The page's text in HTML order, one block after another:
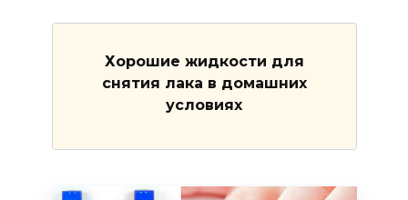
Хорошие жидкости для
снятия лака в домашних
условиях